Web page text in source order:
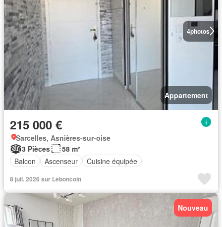
4photos
Appartement
215 000 €
Sarcelles, Asnières-sur-oise
3 Pièces
58 m²
Balcon
Ascenseur Cuisine équipée
8 juil. 2026 sur Leboncoin
Nouveau